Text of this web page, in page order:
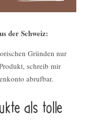
der Schweiz:
Gründen nur
schreib mir
abrufbar.
als tolle